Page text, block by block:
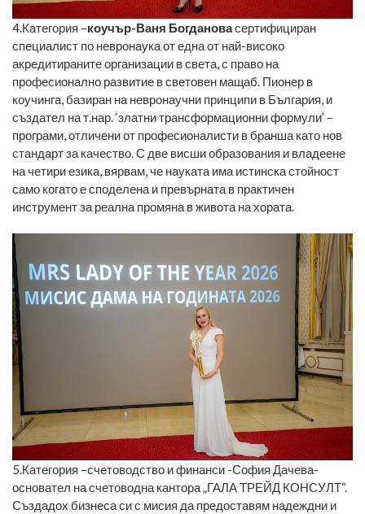
4.Категория –коучър-Ваня Богдановасертифициран
специалист по невронаука от една от най-високо
акредитираните организации в света, с право на
професионално развитие в световен мащаб. Пионер в
коучинга, базиран на невронаучни принципи в България, и
създател на т.нар. ‘златни трансформационни формули’ –
програми, отличени от професионалисти в бранша като нов
стандарт за качество. С две висши образования и владеене
на четири езика, вярвам, че науката има истинска стойност
само когато е споделена и превърната в практичен
инструмент за реална промяна в живота на хората.
5.Категория –счетоводство и финанси -София Дачева-
основател на счетоводна кантора „ГАЛА ТРЕЙД КОНСУЛТ“.
Създадох бизнеса си с мисия да предоставям надеждни и